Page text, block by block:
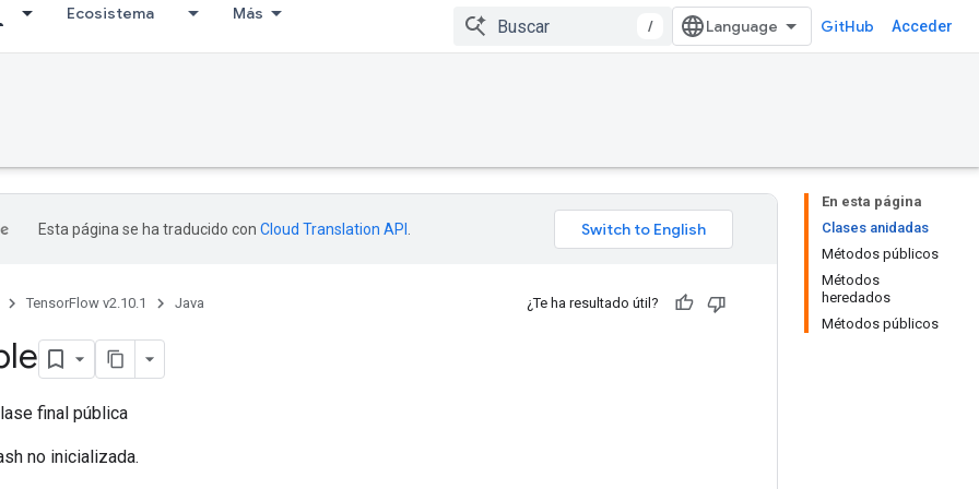
Ecosistema Más
/ GitHub Acceder
En esta página
Clases anidadas
Métodos públicos
Métodos
heredados
Métodos públicos
Esta página se ha traducido con Cloud Translation API
TensorFlow v2.10.1 Java ¿Te ha resultado útil?
final pública
no inicializada.